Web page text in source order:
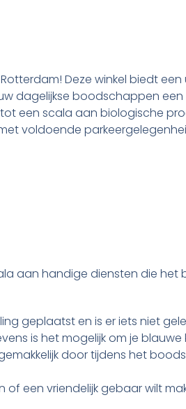
Deze winkel biedt
dagelijkse boodschappen een
een scala aan biologische
voldoende
aan handige diensten die
geplaatst en is er iets niet
is het mogelijk om je
door tijdens het
of een vriendelijk gebaar wilt